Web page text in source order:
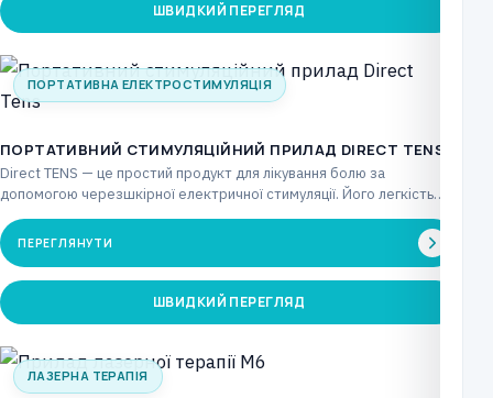
ШВИДКИЙ ПЕРЕГЛЯД
ПОРТАТИВНА ЕЛЕКТРОСТИМУЛЯЦІЯ
ПОРТАТИВНИЙ СТИМУЛЯЦІЙНИЙ ПРИЛАД DIRECT TENS
Direct TENS — це простий продукт для лікування болю за
допомогою черезшкірної електричної стимуляції. Його легкість…
ПЕРЕГЛЯНУТИ
ШВИДКИЙ ПЕРЕГЛЯД
ЛАЗЕРНА ТЕРАПІЯ